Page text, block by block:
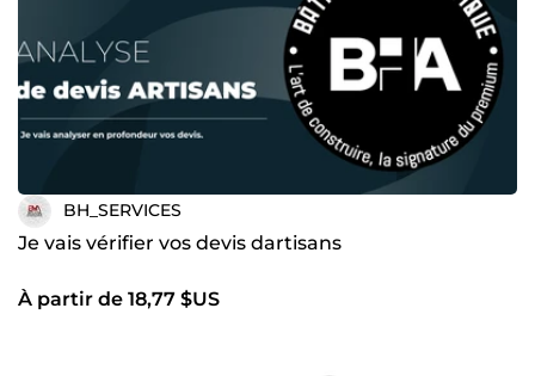
BH_SERVICES
Je vais vérifier vos devis dartisans
À partir de 18,77 $US